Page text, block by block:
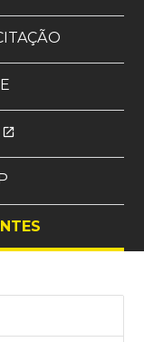
open_in_new